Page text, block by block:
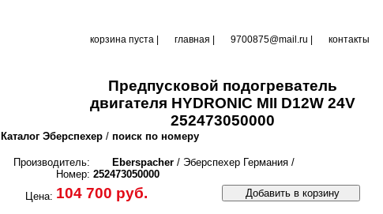
корзина пуста | главная 9700875@mail.ru | контакты
Предпусковой подогреватель
двигателя HYDRONIC MII D12W 24V
252473050000
Каталог Эберспехер / поиск по номеру
Производитель:
Номер:
Eberspacher / Эберспехер Германия /
252473050000
Цена: 104 700 руб. Добавить в корзину